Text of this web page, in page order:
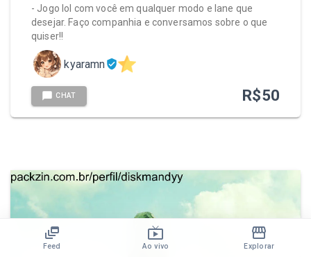
Feed Ao vivo Explorar
- Jogo lol com você em qualquer modo e lane que
desejar. Faço companhia e conversamos sobre o que
quiser!!
kyaramn
CHAT R$50